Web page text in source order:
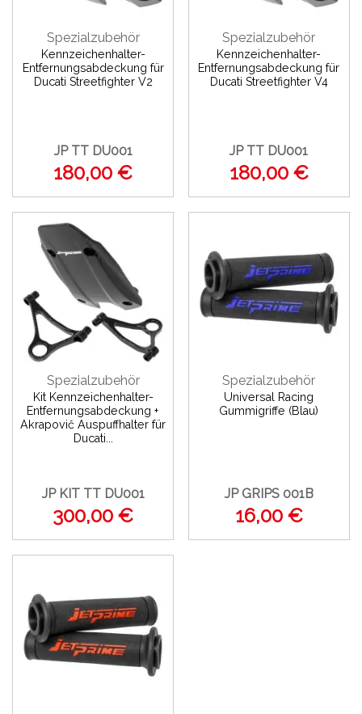
Spezialzubehör
Kennzeichenhalter-
Entfernungsabdeckung für
Ducati Streetfighter V2
JP TT DU001
180,00 €
Spezialzubehör
Kennzeichenhalter-
Entfernungsabdeckung für
Ducati Streetfighter V4
JP TT DU001
180,00 €
Spezialzubehör
Kit Kennzeichenhalter-
Entfernungsabdeckung +
Akrapovič Auspuffhalter für
Ducati...
JP KIT TT DU001
300,00 €
Spezialzubehör
Universal Racing
Gummigriffe (Blau)
JP GRIPS 001B
16,00 €